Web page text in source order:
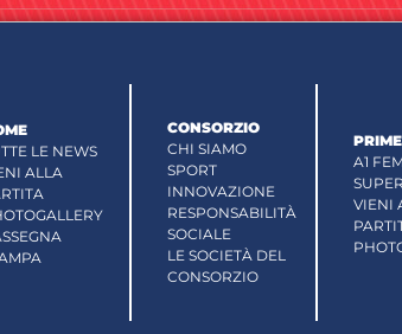
LE NEWS
ALLA
CONSORZIO
CHI SIAMO
SPORT
INNOVAZIONE
RESPONSABILITÀ
SOCIALE
LE SOCIETÀ DEL
CONSORZIO
A1
VIENI